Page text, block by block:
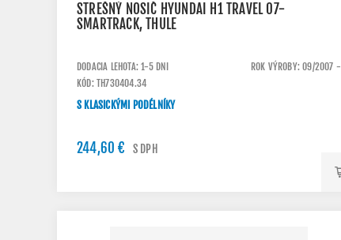
STREŠNÝ NOSIČ HYUNDAI H1 TRAVEL 07-
SMARTRACK, THULE
DODACIA LEHOTA: 1-5 DNI
ROK VÝROBY: 09/2007 -
KÓD: TH730404.34
S KLASICKÝMI PODÉLNÍKY
244,60 € S DPH